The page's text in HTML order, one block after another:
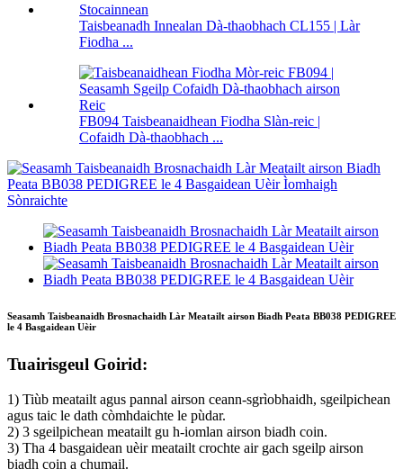
Taisbeanadh Innealan Dà-thaobhach CL155 | Làr
Fiodha ...
FB094 Taisbeanaidhean Fiodha Slàn-reic |
Cofaidh Dà-thaobhach ...
Seasamh Taisbeanaidh Brosnachaidh Làr Meatailt airson Biadh Peata BB038 PEDIGREE
le 4 Basgaidean Uèir
Tuairisgeul Goirid:
1) Tiùb meatailt agus pannal airson ceann-sgrìobhaidh, sgeilpichean
agus taic le dath còmhdaichte le pùdar.
2) 3 sgeilpichean meatailt gu h-iomlan airson biadh coin.
3) Tha 4 basgaidean uèir meatailt crochte air gach sgeilp airson
biadh coin a chumail.